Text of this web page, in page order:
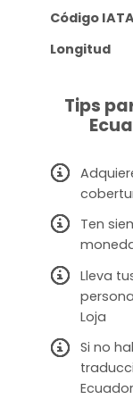
Código
Longitud
Tips
Ten
Lleva
Loja
Si no
Ecuador